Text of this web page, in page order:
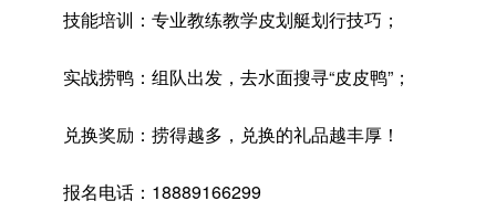
技能培训：专业教练教学皮划艇划行技巧；
实战捞鸭：组队出发，去水面搜寻“皮皮鸭”；
兑换奖励：捞得越多，兑换的礼品越丰厚！
报名电话：18889166299